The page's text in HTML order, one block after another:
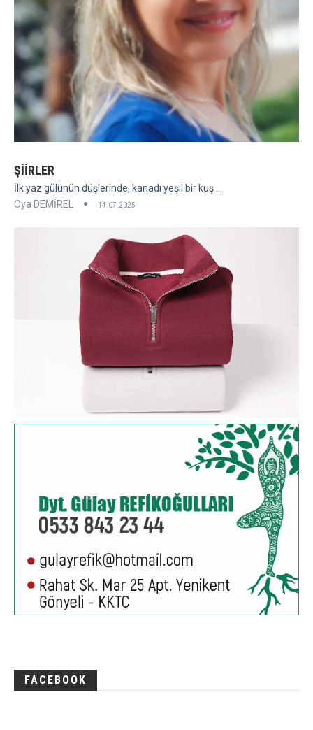
ŞİİRLER
İlk yaz gülünün düşlerinde, kanadı yeşil bir kuş ...
Oya DEMİREL
14.07.2025
FACEBOOK